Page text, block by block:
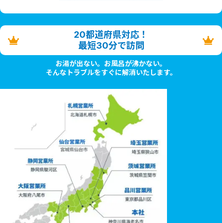
20都道府県対応！
最短30分で訪問
お湯が出ない。お風呂が沸かない。
そんなトラブルをすぐに解消いたします。